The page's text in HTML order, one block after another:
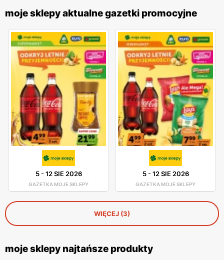
moje sklepy aktualne gazetki promocyjne
5-12 SIE 2026
GAZETKA MOJE SKLEPY
5-12 SIE 2026
GAZETKA MOJE SKLEPY
WIĘCEJ (3)
moje sklepy najtańsze produkty